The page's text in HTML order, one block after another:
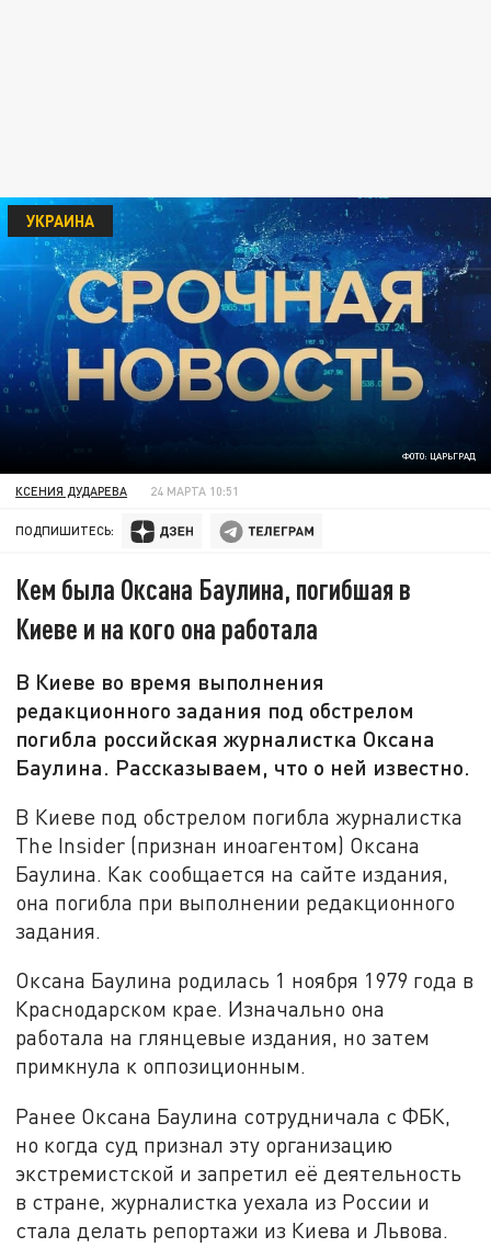
ФОТО: ЦАРЬГРАД
УКРАИНА
КСЕНИЯ ДУДАРЕВА 24 МАРТА 10:51
ПОДПИШИТЕСЬ:
Кем была Оксана Баулина, погибшая в
Киеве и на кого она работала
В Киеве во время выполнения
редакционного задания под обстрелом
погибла российская журналистка Оксана
Баулина. Рассказываем, что о ней известно.
В Киеве под обстрелом погибла журналистка
The Insider (признан иноагентом) Оксана
Баулина. Как сообщается на сайте издания,
она погибла при выполнении редакционного
задания.
Оксана Баулина родилась 1 ноября 1979 года в
Краснодарском крае. Изначально она
работала на глянцевые издания, но затем
примкнула к оппозиционным.
Ранее Оксана Баулина сотрудничала с ФБК,
но когда суд признал эту организацию
экстремистской и запретил её деятельность
в стране, журналистка уехала из России и
стала делать репортажи из Киева и Львова.